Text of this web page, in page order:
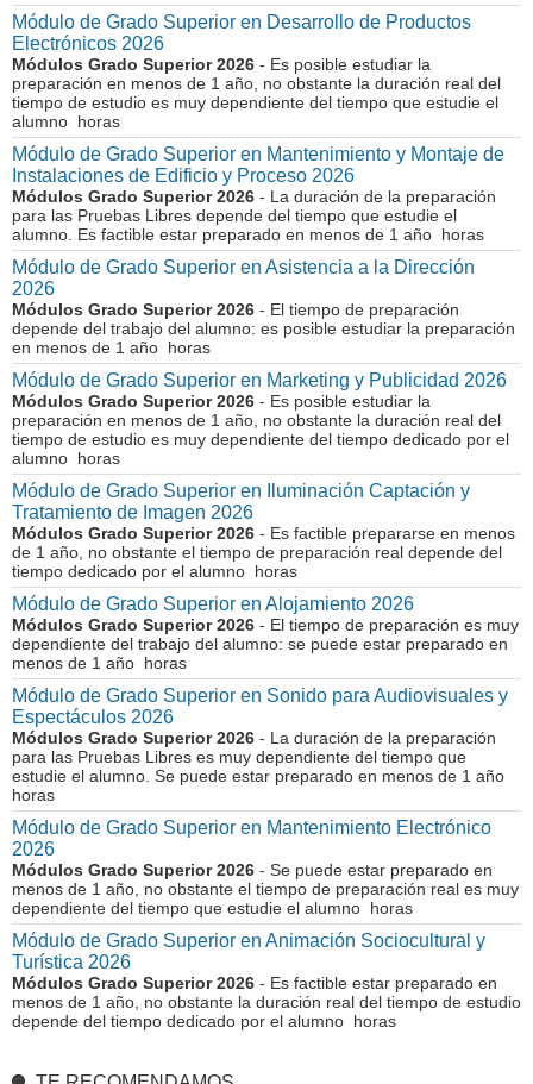
Módulo de Grado Superior en Desarrollo de Productos
Electrónicos 2026
Módulos Grado Superior 2026 - Es posible estudiar la
preparación en menos de 1 año, no obstante la duración real del
tiempo de estudio es muy dependiente del tiempo que estudie el
alumno horas
Módulo de Grado Superior en Mantenimiento y Montaje de
Instalaciones de Edificio y Proceso 2026
Módulos Grado Superior 2026 - La duración de la preparación
para las Pruebas Libres depende del tiempo que estudie el
alumno. Es factible estar preparado en menos de 1 año horas
Módulo de Grado Superior en Asistencia a la Dirección
2026
Módulos Grado Superior 2026 - El tiempo de preparación
depende del trabajo del alumno: es posible estudiar la preparación
en menos de 1 año horas
Módulo de Grado Superior en Marketing y Publicidad 2026
Módulos Grado Superior 2026 - Es posible estudiar la
preparación en menos de 1 año, no obstante la duración real del
tiempo de estudio es muy dependiente del tiempo dedicado por el
alumno horas
Módulo de Grado Superior en Iluminación Captación y
Tratamiento de Imagen 2026
Módulos Grado Superior 2026 - Es factible prepararse en menos
de 1 año, no obstante el tiempo de preparación real depende del
tiempo dedicado por el alumno horas
Módulo de Grado Superior en Alojamiento 2026
Módulos Grado Superior 2026 - El tiempo de preparación es muy
dependiente del trabajo del alumno: se puede estar preparado en
menos de 1 año horas
Módulo de Grado Superior en Sonido para Audiovisuales y
Espectáculos 2026
Módulos Grado Superior 2026 - La duración de la preparación
para las Pruebas Libres es muy dependiente del tiempo que
estudie el alumno. Se puede estar preparado en menos de 1 año
horas
Módulo de Grado Superior en Mantenimiento Electrónico
2026
Módulos Grado Superior 2026 - Se puede estar preparado en
menos de 1 año, no obstante el tiempo de preparación real es muy
dependiente del tiempo que estudie el alumno horas
Módulo de Grado Superior en Animación Sociocultural y
Turística 2026
Módulos Grado Superior 2026 - Es factible estar preparado en
menos de 1 año, no obstante la duración real del tiempo de estudio
depende del tiempo dedicado por el alumno horas